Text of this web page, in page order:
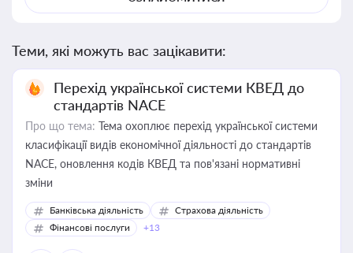
Теми, які можуть вас зацікавити:
Перехід української системи КВЕД до
стандартів NACE
Про що тема: Тема охоплює перехід української системи
класифікації видів економічної діяльності до стандартів
NACE, оновлення кодів КВЕД та пов'язані нормативні
зміни
Банківська діяльність
Страхова діяльність
Фінансові послуги
+13